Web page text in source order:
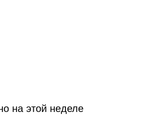
на этой неделе